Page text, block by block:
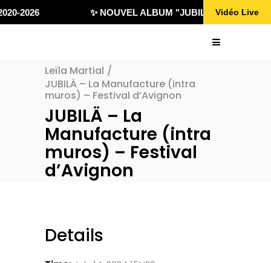
2026 ✨ NOUVEL ALBUM "JUBILÄ 432"Vidéo Live
Leïla Martial /
JUBILÄ – La Manufacture (intra
muros) – Festival d’Avignon
JUBILÄ – La
Manufacture (intra
muros) – Festival
d’Avignon
Details